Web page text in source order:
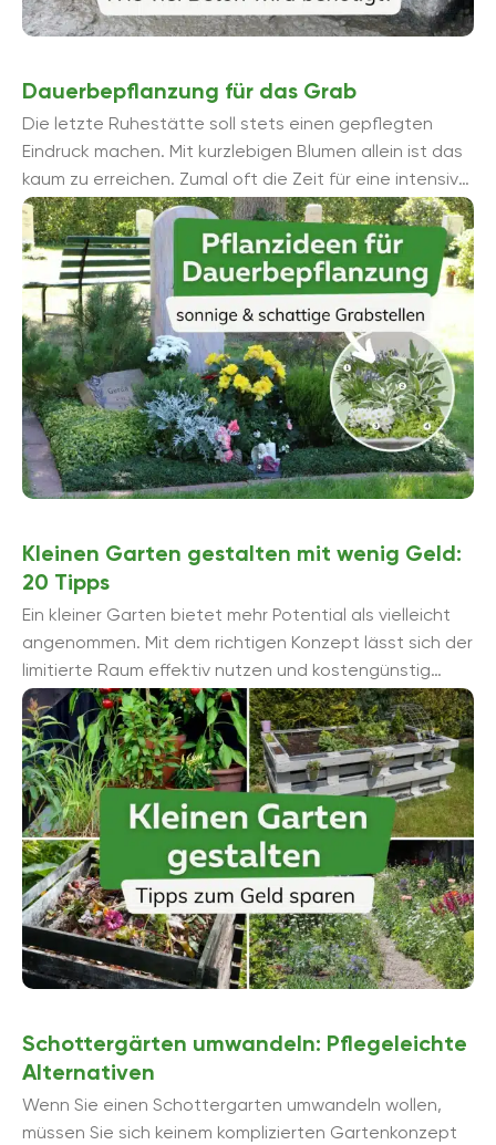
Dauerbepflanzung für das Grab
Die letzte Ruhestätte soll stets einen gepflegten
Eindruck machen. Mit kurzlebigen Blumen allein ist das
kaum zu erreichen. Zumal oft die Zeit für eine intensive
Pflege fehlt. Die ...
Kleinen Garten gestalten mit wenig Geld:
20 Tipps
Ein kleiner Garten bietet mehr Potential als vielleicht
angenommen. Mit dem richtigen Konzept lässt sich der
limitierte Raum effektiv nutzen und kostengünstig
umsetzen. Unsere 20 Tipps helfen Ihnen dabei.
Schottergärten umwandeln: Pflegeleichte
Alternativen
Wenn Sie einen Schottergarten umwandeln wollen,
müssen Sie sich keinem komplizierten Gartenkonzept